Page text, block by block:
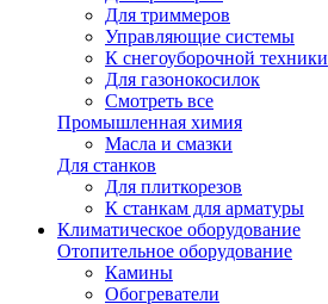
Для триммеров
Управляющие системы
К снегоуборочной техники
Для газонокосилок
Смотреть все
Промышленная химия
Масла и смазки
Для станков
Для плиткорезов
К станкам для арматуры
Климатическое оборудование
Отопительное оборудование
Камины
Обогреватели